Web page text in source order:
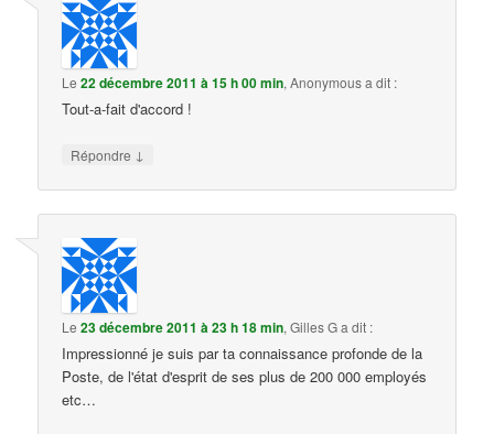
Le22 décembre 2011 à 15 h 00 min,Anonymousa dit :
Tout-a-fait d'accord !
Répondre ↓
Le23 décembre 2011 à 23 h 18 min,Gilles Ga dit :
Impressionné je suis par ta connaissance profonde de la
Poste, de l'état d'esprit de ses plus de 200 000 employés
etc…